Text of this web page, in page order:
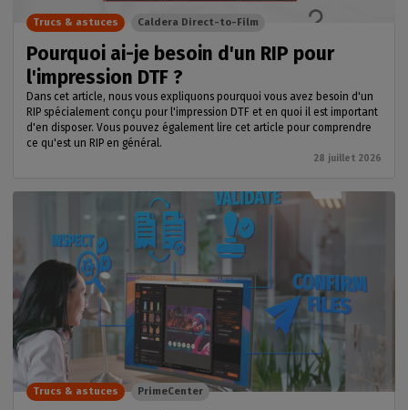
Pourquoi ai-je besoin d'un RIP pour
l'impression DTF ?
Dans cet article, nous vous expliquons pourquoi vous avez besoin d'un
RIP spécialement conçu pour l'impression DTF et en quoi il est important
d'en disposer. Vous pouvez également lire cet article pour comprendre
ce qu'est un RIP en général.
28 juillet 2026
Trucs & astuces Caldera Direct-to-Film
Trucs & astuces PrimeCenter